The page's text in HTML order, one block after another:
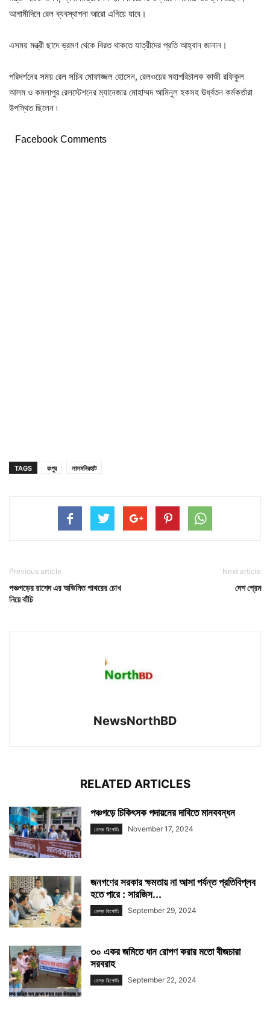
আগামীদিনে রেল ব্যবস্থাপনা আরো এগিয়ে যাবে।
এসময় মন্ত্রী ছাদে ভ্রমণ থেকে বিরত থাকতে যাত্রীদের প্রতি আহ্বান জানান।
পরিদর্শনের সময় রেল সচিব মোফাজ্জল হোসেন, রেলওয়ের মহাপরিচালক কাজী রফিকুল
আলম ও কমলাপুর রেলস্টেশনের ম্যানেজার মোহাম্মদ আমিনুল হকসহ ঊর্ধ্বতন কর্মকর্তারা
উপস্থিত ছিলেন ৷
Facebook Comments
TAGS রংপুর লালমনিরহাট
Previous article
পঞ্চগড়ের রাশেদ এর অভিনিত পাথরের চোখ
নিয়ে বাঁচি
Next article
দেশ প্রেম
NewsNorthBD
RELATED ARTICLES
পঞ্চগড়ে চিকিৎসক পদায়নের দাবিতে মানববন্ধন
ডেস্ক রিপোর্টঃ November 17, 2024
জনগণের সরকার ক্ষমতায় না আসা পর্যন্ত প্রতিবিপ্লব
হতে পারে : সারজিস...
ডেস্ক রিপোর্টঃ September 29, 2024
৩০ একর জমিতে ধান রোপণ করার মতো বীজচারা
সরবরাহ
ডেস্ক রিপোর্টঃ September 22, 2024